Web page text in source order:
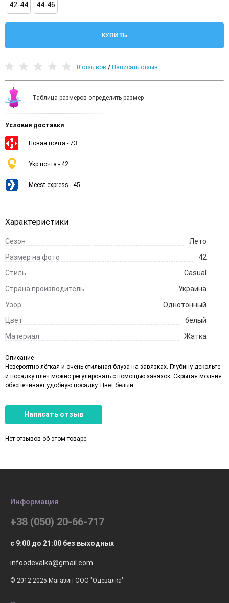
42-44 44-46
КУПИТЬ
0 отзывов / Написать отзыв
Таблица размеров определить размер
Условия доставки
Новая почта - 73
Укр почта - 42
Meest express - 45
Характеристики
Сезон
Лето
Размер на фото
42
Стиль
Casual
Страна производитель
Украина
Узор
Однотонный
Цвет
белый
Материал
Жатка
Описание
Невероятно лёгкая и очень стильная блуза на завязках. Глубину декольте
и посадку плеч можно регулировать с помощью завязок. Скрытая молния
обеспечивает удобную посадку. Цвет белый.
Написать отзыв
Нет отзывов об этом товаре.
Информация
+38 (050) 20-66-717
с 9:00 до 21:00 без выходных
infoodevalka@gmail.com
© 2012-2025 Магазин ООО "Одевалка"